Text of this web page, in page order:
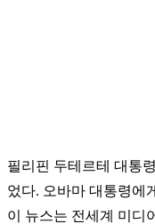
필리핀 두테르테 대통
었다. 오바마 대통령에
이 뉴스는 전세계 미디